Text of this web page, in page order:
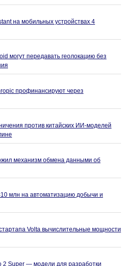
на мобильных устройствах 4
могут передавать геолокацию без
профинансируют через
против китайских ИИ-моделей
механизм обмена данными об
млн на автоматизацию добычи и
Volta вычислительные мощности
2 Super — модели для разработки